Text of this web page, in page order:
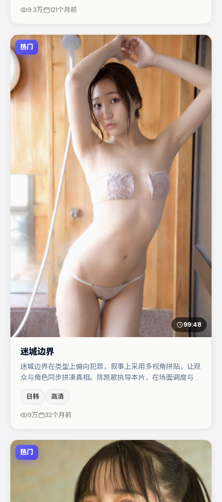
开。节奏紧凑、反转有度，值得列入片单。
9.3万 121个月前
热门
99:48
迷城边界
迷城边界在类型上偏向犯罪，叙事上采用多视角拼贴，让观
众与角色同步拼凑真相。陈凯歌执导本片，在场面调度与表
佳的对手戏构成全片情感锚点，弗洛伦丝·皮尤则以细节塑
造推动谜题层层揭开。若你偏爱强类型与清晰主线，这部作
日韩 高清
9万 32个月前
热门